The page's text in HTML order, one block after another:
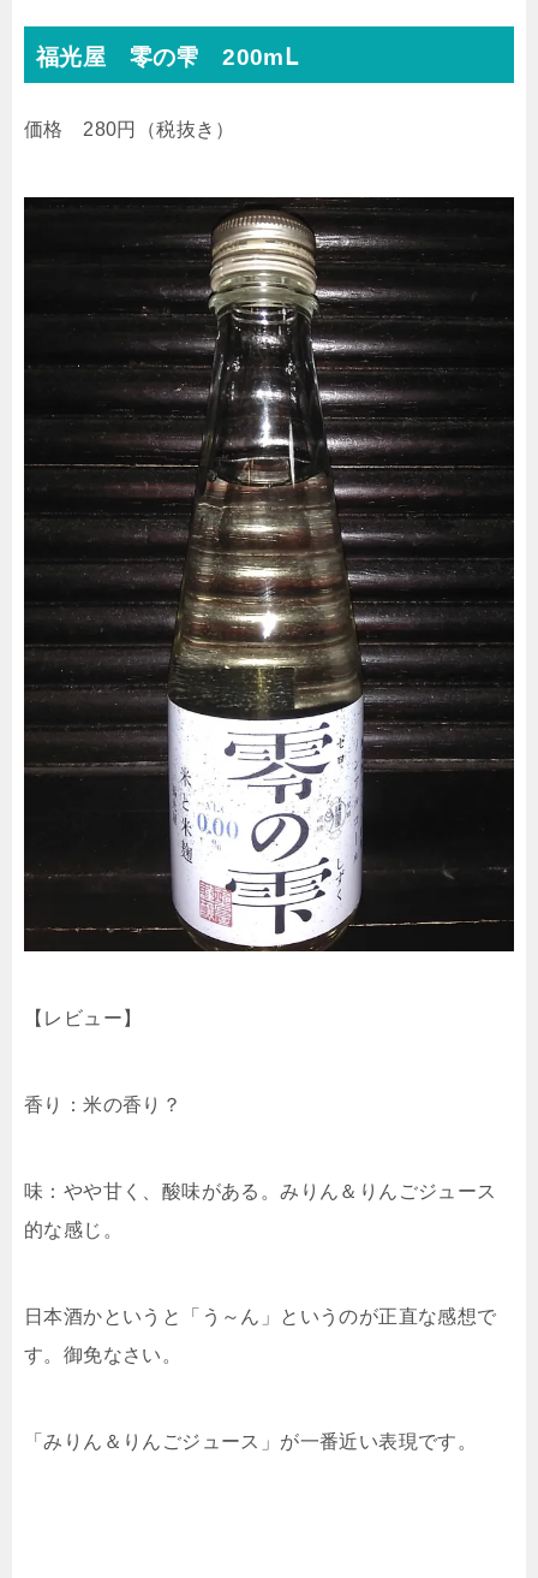
福光屋 零の雫 200mⅬ
価格 280円（税抜き）
【レビュー】
香り：米の香り？
味：やや甘く、酸味がある。みりん＆りんごジュース
的な感じ。
日本酒かというと「う～ん」というのが正直な感想で
す。御免なさい。
「みりん＆りんごジュース」が一番近い表現です。